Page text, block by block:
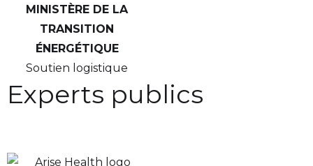
MINISTÈRE DE LA
TRANSITION
ÉNERGÉTIQUE
Soutien logistique
Experts publics